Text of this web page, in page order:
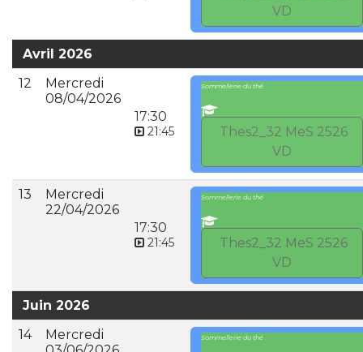
VD
Avril 2026
12
Mercredi
08/04/2026
17:30
21:45
Sommellerie du thé
Thes2_32 MeS 2526
VD
13
Mercredi
22/04/2026
17:30
21:45
Sommellerie du thé
Thes2_32 MeS 2526
VD
Juin 2026
14
Mercredi
Sommellerie du thé